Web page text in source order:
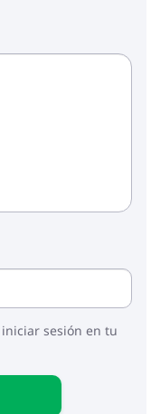
sesión en tu